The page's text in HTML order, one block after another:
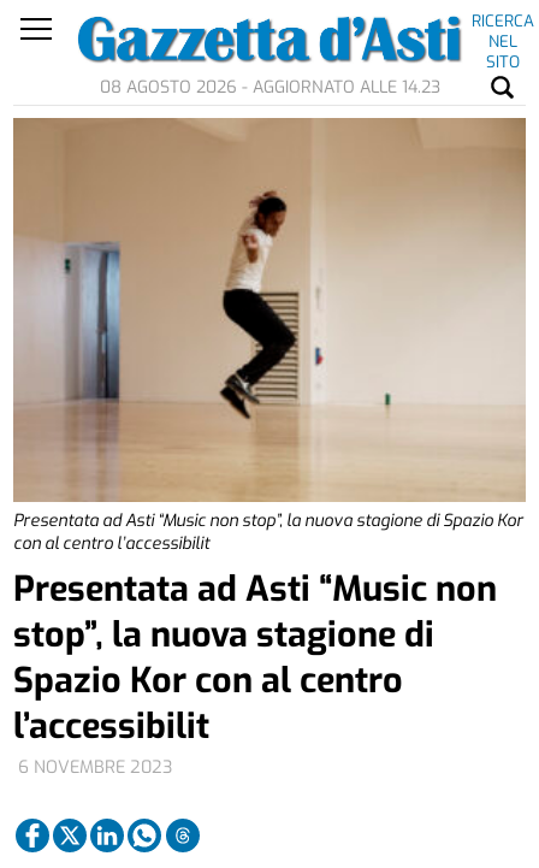
RICERCA
NEL
SITO
08 AGOSTO 2026 - AGGIORNATO ALLE 14.23
Presentata ad Asti “Music non stop”, la nuova stagione di Spazio Kor
con al centro l’accessibilit
6 NOVEMBRE 2023
Presentata ad Asti “Music non
stop”, la nuova stagione di
Spazio Kor con al centro
l’accessibilit